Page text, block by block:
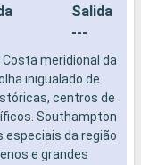
Salida
---
meridional da
inigualado de
centros de
Southampton
da região
e grandes